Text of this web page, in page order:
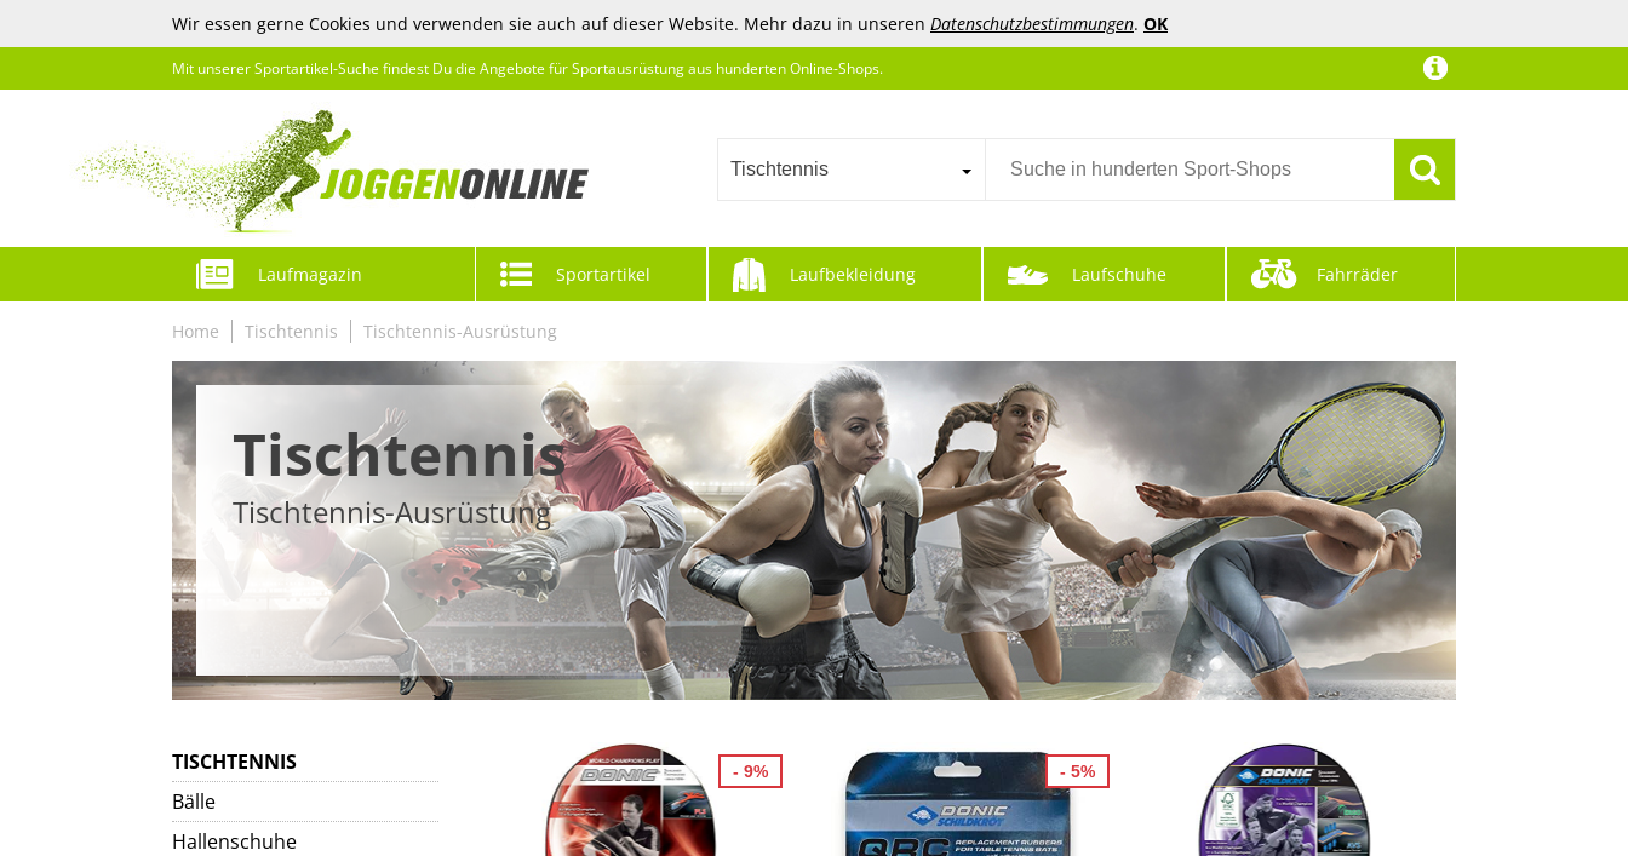
Wir essen gerne Cookies und verwenden sie auch auf dieser Website. Mehr dazu in unseren Datenschutzbestimmungen. OK
Mit unserer Sportartikel-Suche findest Du die Angebote für Sportausrüstung aus hunderten Online-Shops.
Tischtennis
Laufmagazin Sportartikel Laufbekleidung Laufschuhe Fahrräder
Home Tischtennis Tischtennis-Ausrüstung
Tischtennis
Tischtennis-Ausrüstung
TISCHTENNIS
Bälle
Hallenschuhe
- 9% - 5%